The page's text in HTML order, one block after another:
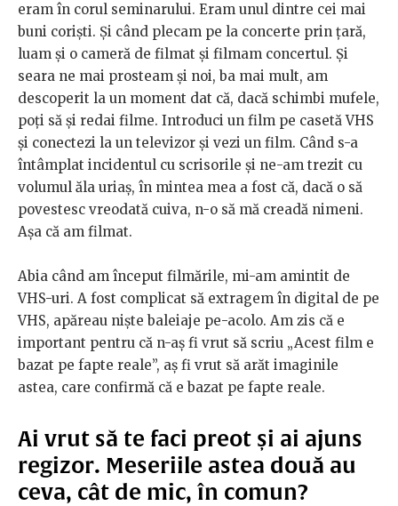
eram în corul seminarului. Eram unul dintre cei mai
buni coriști. Și când plecam pe la concerte prin țară,
luam și o cameră de filmat și filmam concertul. Și
seara ne mai prosteam și noi, ba mai mult, am
descoperit la un moment dat că, dacă schimbi mufele,
poți să și redai filme. Introduci un film pe casetă VHS
și conectezi la un televizor și vezi un film. Când s-a
întâmplat incidentul cu scrisorile și ne-am trezit cu
volumul ăla uriaș, în mintea mea a fost că, dacă o să
povestesc vreodată cuiva, n-o să mă creadă nimeni.
Așa că am filmat.
Abia când am început filmările, mi-am amintit de
VHS-uri. A fost complicat să extragem în digital de pe
VHS, apăreau niște baleiaje pe-acolo. Am zis că e
important pentru că n-aș fi vrut să scriu „Acest film e
bazat pe fapte reale”, aș fi vrut să arăt imaginile
astea, care confirmă că e bazat pe fapte reale.
Ai vrut să te faci preot și ai ajuns
regizor. Meseriile astea două au
ceva, cât de mic, în comun?